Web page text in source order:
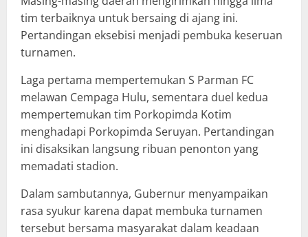
tim terbaiknya untuk bersaing di ajang ini.
Pertandingan eksebisi menjadi pembuka keseruan
turnamen.
Laga pertama mempertemukan S Parman FC
melawan Cempaga Hulu, sementara duel kedua
mempertemukan tim Porkopimda Kotim
menghadapi Porkopimda Seruyan. Pertandingan
ini disaksikan langsung ribuan penonton yang
memadati stadion.
Dalam sambutannya, Gubernur menyampaikan
rasa syukur karena dapat membuka turnamen
tersebut bersama masyarakat dalam keadaan